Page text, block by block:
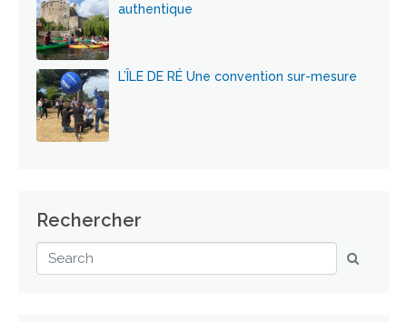
authentique
L’ÎLE DE RÉ Une convention sur-mesure
Rechercher